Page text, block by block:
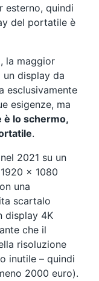
esterno, quindi
del portatile è
la maggior
display da
esclusivamente
esigenze, ma
è lo schermo,
.
2021 su un
x 1080
una
scartalo
display 4K
che il
risoluzione
inutile – quindi
2000 euro).